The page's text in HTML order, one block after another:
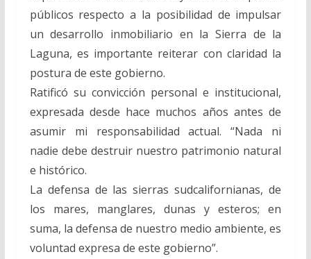
públicos respecto a la posibilidad de impulsar
un desarrollo inmobiliario en la Sierra de la
Laguna, es importante reiterar con claridad la
postura de este gobierno.
Ratificó su convicción personal e institucional,
expresada desde hace muchos años antes de
asumir mi responsabilidad actual. “Nada ni
nadie debe destruir nuestro patrimonio natural
e histórico.
La defensa de las sierras sudcalifornianas, de
los mares, manglares, dunas y esteros; en
suma, la defensa de nuestro medio ambiente, es
voluntad expresa de este gobierno”.